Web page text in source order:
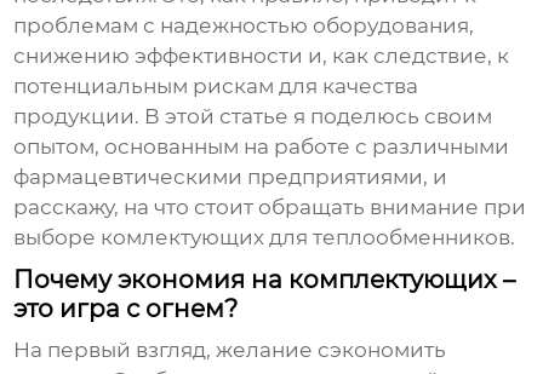
проблемам с надежностью оборудования,
снижению эффективности и, как следствие, к
потенциальным рискам для качества
продукции. В этой статье я поделюсь своим
опытом, основанным на работе с различными
фармацевтическими предприятиями, и
расскажу, на что стоит обращать внимание при
выборе комлектующих для теплообменников.
Почему экономия на комплектующих –
это игра с огнем?
На первый взгляд, желание сэкономить